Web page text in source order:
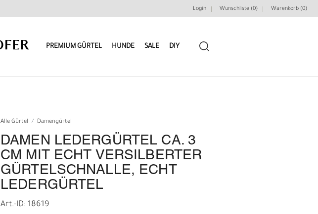
Login Wunschliste (0) Warenkorb (0)
PREMIUM GÜRTEL HUNDE SALE DIY
LEDERRIEMEN
Alle Gürtel Damengürtel
DAMEN LEDERGÜRTEL CA. 3
CM MIT ECHT VERSILBERTER
GÜRTELSCHNALLE, ECHT
LEDERGÜRTEL
Art.-ID: 18619